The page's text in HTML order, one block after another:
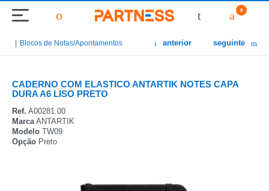
0
Blocos de Notas/Apontamentos anterior seguinte
CADERNO COM ELASTICO ANTARTIK NOTES CAPA
DURA A6 LISO PRETO
Ref. A00281.00
MarcaANTARTIK
Modelo TW09
Opção Preto